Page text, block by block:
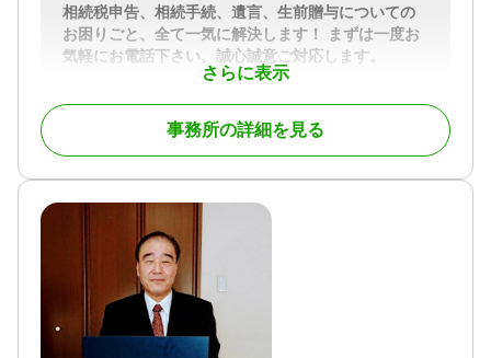
さらに表示
相続税申告、相続手続、遺言、生前贈与についての
お困りごと、全て一気に解決します！ まずは一度お
気軽にお電話下さい。誠心誠意ご対応します。
相続は人生の中でも大きな節目であり、専門的な知
識が求められる分野です。当事務所では、相続税申
告はもちろん、事前の相続対策から申告後のフォロ
ーまで一貫してサポートしております。お客様一人
ご相談いただける体制を整えておりますので、どう
ぞお気軽にお問い合わせください。
対応地域
群馬県全域
事務所の詳細を見る